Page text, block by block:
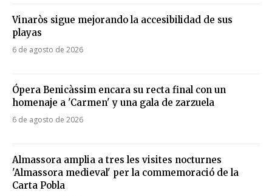
Vinaròs sigue mejorando la accesibilidad de sus
playas
6 de agosto de 2026
Ópera Benicàssim encara su recta final con un
homenaje a 'Carmen' y una gala de zarzuela
6 de agosto de 2026
Almassora amplia a tres les visites nocturnes
'Almassora medieval' per la commemoració de la
Carta Pobla